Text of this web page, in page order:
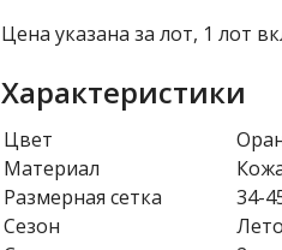
Цена указана за лот, 1 лот
Характеристики
Цвет
Материал
Размерная сетка
34-
Сезон
Лето